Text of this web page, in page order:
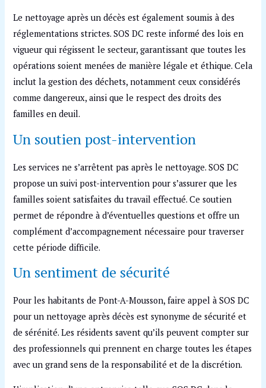
Le nettoyage après un décès est également soumis à des
réglementations strictes. SOS DC reste informé des lois en
vigueur qui régissent le secteur, garantissant que toutes les
opérations soient menées de manière légale et éthique. Cela
inclut la gestion des déchets, notamment ceux considérés
comme dangereux, ainsi que le respect des droits des
familles en deuil.
Un soutien post-intervention
Les services ne s’arrêtent pas après le nettoyage. SOS DC
propose un suivi post-intervention pour s’assurer que les
familles soient satisfaites du travail effectué. Ce soutien
permet de répondre à d’éventuelles questions et offre un
complément d’accompagnement nécessaire pour traverser
cette période difficile.
Un sentiment de sécurité
Pour les habitants de Pont-A-Mousson, faire appel à SOS DC
pour un nettoyage après décès est synonyme de sécurité et
de sérénité. Les résidents savent qu’ils peuvent compter sur
des professionnels qui prennent en charge toutes les étapes
avec un grand sens de la responsabilité et de la discrétion.